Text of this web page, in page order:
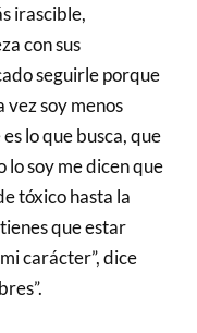
irascible,
con sus
seguirle porque
vez soy menos
lo que busca, que
lo soy me dicen que
tóxico hasta la
que estar
carácter”, dice